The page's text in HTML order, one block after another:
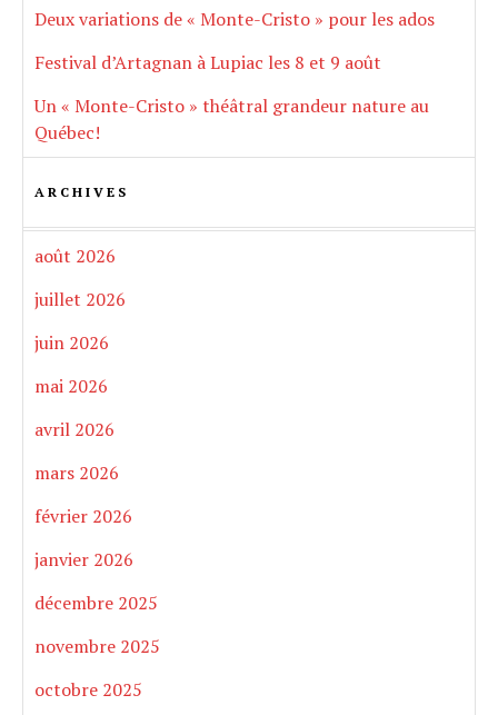
Deux variations de « Monte-Cristo » pour les ados
Festival d’Artagnan à Lupiac les 8 et 9 août
Un « Monte-Cristo » théâtral grandeur nature au
Québec!
ARCHIVES
août 2026
juillet 2026
juin 2026
mai 2026
avril 2026
mars 2026
février 2026
janvier 2026
décembre 2025
novembre 2025
octobre 2025